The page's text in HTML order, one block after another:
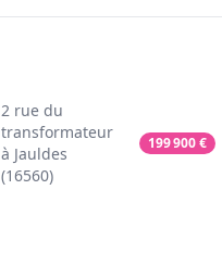
2 rue du
transformateur
à Jauldes
(16560)
199 900€